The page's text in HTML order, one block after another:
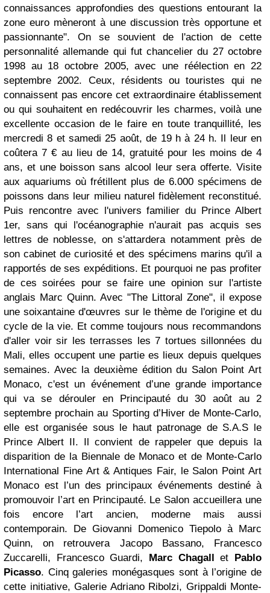
connaissances approfondies des questions entourant la
zone euro mèneront à une discussion très opportune et
passionnante". On se souvient de l'action de cette
personnalité allemande qui fut chancelier du 27 octobre
1998 au 18 octobre 2005, avec une réélection en 22
septembre 2002. Ceux, résidents ou touristes qui ne
connaissent pas encore cet extraordinaire établissement
ou qui souhaitent en redécouvrir les charmes, voilà une
excellente occasion de le faire en toute tranquillité, les
mercredi 8 et samedi 25 août, de 19 h à 24 h. Il leur en
coûtera 7 € au lieu de 14, gratuité pour les moins de 4
ans, et une boisson sans alcool leur sera offerte. Visite
aux aquariums où frétillent plus de 6.000 spécimens de
poissons dans leur milieu naturel fidèlement reconstitué.
Puis rencontre avec l'univers familier du Prince Albert
1er, sans qui l'océanographie n'aurait pas acquis ses
lettres de noblesse, on s'attardera notamment près de
son cabinet de curiosité et des spécimens marins qu'il a
rapportés de ses expéditions. Et pourquoi ne pas profiter
de ces soirées pour se faire une opinion sur l'artiste
anglais Marc Quinn. Avec "The Littoral Zone", il expose
une soixantaine d'œuvres sur le thème de l'origine et du
cycle de la vie. Et comme toujours nous recommandons
d'aller voir sir les terrasses les 7 tortues sillonnées du
Mali, elles occupent une partie es lieux depuis quelques
semaines. Avec la deuxième édition du Salon Point Art
Monaco, c'est un événement d’une grande importance
qui va se dérouler en Principauté du 30 août au 2
septembre prochain au Sporting d’Hiver de Monte-Carlo,
elle est organisée sous le haut patronage de S.A.S le
Prince Albert II. Il convient de rappeler que depuis la
disparition de la Biennale de Monaco et de Monte-Carlo
International Fine Art & Antiques Fair, le Salon Point Art
Monaco est l’un des principaux événements destiné à
promouvoir l’art en Principauté. Le Salon accueillera une
fois encore l’art ancien, moderne mais aussi
contemporain. De Giovanni Domenico Tiepolo à Marc
Quinn, on retrouvera Jacopo Bassano, Francesco
Zuccarelli, Francesco Guardi, Marc Chagall et Pablo
Picasso. Cinq galeries monégasques sont à l’origine de
cette initiative, Galerie Adriano Ribolzi, Grippaldi Monte-